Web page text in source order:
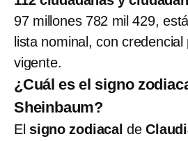
97 millones 782 mil 429,
lista nominal, con
vigente.
¿Cuál es el signo
Sheinbaum?
El signo zodiacalde